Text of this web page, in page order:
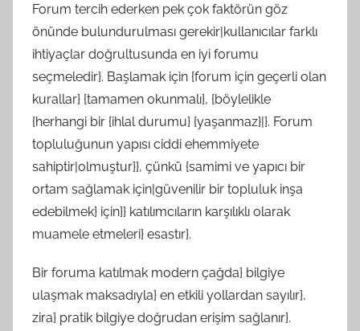
Forum tercih ederken pek çok faktörün göz
önünde bulundurulması gerekir|kullanıcılar farklı
ihtiyaçlar doğrultusunda en iyi forumu
seçmeledir}. Başlamak için {forum için geçerli olan
kurallar} {tamamen okunmalı}, {böylelikle
{herhangi bir {ihlal durumu} {yaşanmaz}|}. Forum
topluluğunun yapısı ciddi ehemmiyete
sahiptir|olmuştur}}, çünkü {samimi ve yapıcı bir
ortam sağlamak için|güvenilir bir topluluk inşa
edebilmek} için}} katılımcıların karşılıklı olarak
muamele etmeleri} esastır}.
Bir foruma katılmak modern çağda} bilgiye
ulaşmak maksadıyla} en etkili yollardan sayılır},
zira} pratik bilgiye doğrudan erişim sağlanır}.